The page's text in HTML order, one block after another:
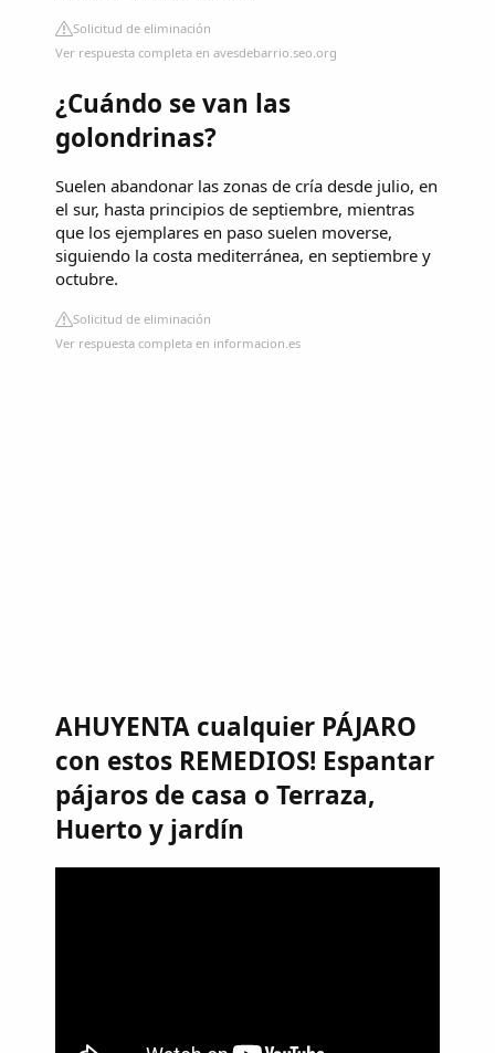
Solicitud de eliminación
Ver respuesta completa en avesdebarrio.seo.org
¿Cuándo se van las
golondrinas?
Suelen abandonar las zonas de cría desde julio, en
el sur, hasta principios de septiembre, mientras
que los ejemplares en paso suelen moverse,
siguiendo la costa mediterránea, en septiembre y
octubre.
Solicitud de eliminación
Ver respuesta completa en informacion.es
AHUYENTA cualquier PÁJARO
con estos REMEDIOS! Espantar
pájaros de casa o Terraza,
Huerto y jardín